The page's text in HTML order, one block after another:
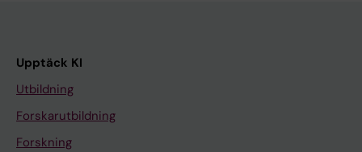
Upptäck KI
Utbildning
Forskarutbildning
Forskning